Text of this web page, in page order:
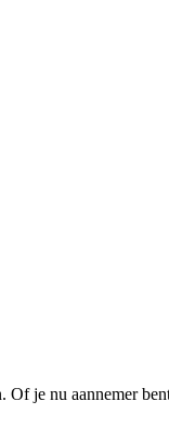
je nu aannemer